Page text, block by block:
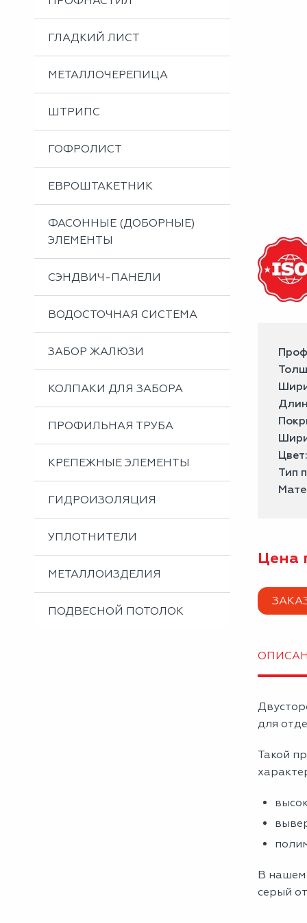
Металлоизделия
Проектирование вентилируемых фасадов
Вальцовка листового металла
ГЛАДКИЙ ЛИСТ
МЕТАЛЛОЧЕРЕПИЦА
ШТРИПС
ГОФРОЛИСТ
ЕВРОШТАКЕТНИК
ФАСОННЫЕ (ДОБОРНЫЕ)
ЭЛЕМЕНТЫ
СЭНДВИЧ-ПАНЕЛИ
ВОДОСТОЧНАЯ СИСТЕМА
ЗАБОР ЖАЛЮЗИ
КОЛПАКИ ДЛЯ ЗАБОРА
ПРОФИЛЬНАЯ ТРУБА
КРЕПЕЖНЫЕ ЭЛЕМЕНТЫ
ГИДРОИЗОЛЯЦИЯ
УПЛОТНИТЕЛИ
МЕТАЛЛОИЗДЕЛИЯ
ПОДВЕСНОЙ ПОТОЛОК
Тип
Цена
для
Такой
В нашем
серый